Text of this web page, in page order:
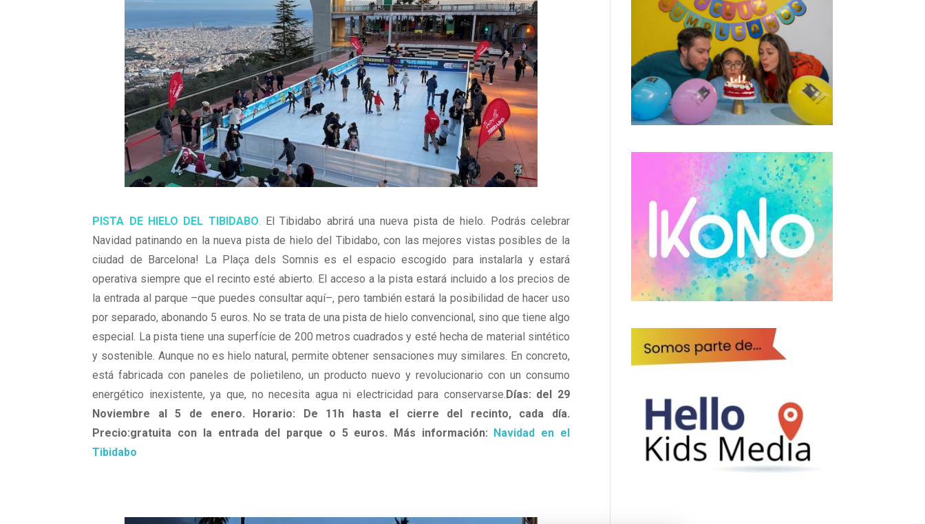
PISTA DE HIELO DEL TIBIDABO. El Tibidabo abrirá una nueva pista de hielo. Podrás celebrar
Navidad patinando en la nueva pista de hielo del Tibidabo, con las mejores vistas posibles de la
ciudad de Barcelona! La Plaça dels Somnis es el espacio escogido para instalarla y estará
operativa siempre que el recinto esté abierto. El acceso a la pista estará incluido a los precios de
la entrada al parque –que puedes consultar aquí–, pero también estará la posibilidad de hacer uso
por separado, abonando 5 euros. No se trata de una pista de hielo convencional, sino que tiene algo
especial. La pista tiene una superfície de 200 metros cuadrados y esté hecha de material sintético
y sostenible. Aunque no es hielo natural, permite obtener sensaciones muy similares. En concreto,
está fabricada con paneles de polietileno, un producto nuevo y revolucionario con un consumo
energético inexistente, ya que, no necesita agua ni electricidad para conservarse. Días: del 29
Noviembre al 5 de enero. Horario: De 11h hasta el cierre del recinto, cada día.
Precio:gratuita con la entrada del parque o 5 euros. Más información: Navidad en el
Tibidabo